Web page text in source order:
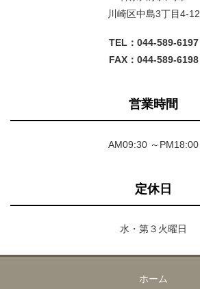
川崎区中島3丁目4-12
TEL：044-589-6197
FAX：044-589-6198
営業時間
AM09:30 ～PM18:00
定休日
水・第３火曜日
ホーム